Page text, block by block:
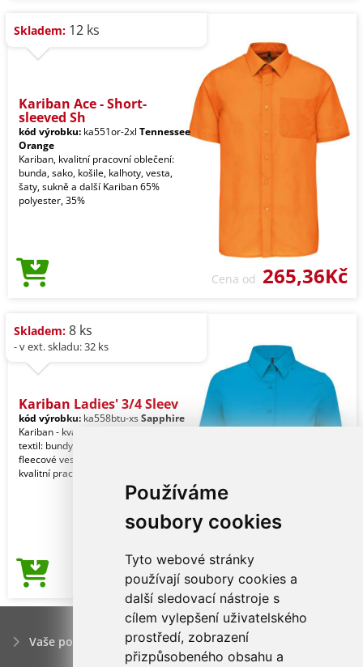
Používáme
soubory cookies
Tyto webové stránky
používají soubory cookies a
další sledovací nástroje s
cílem vylepšení uživatelského
prostředí, zobrazení
přizpůsobeného obsahu a
Skladem: 12 ks
Kariban Ace - Short-
sleeved Sh
kód výrobku: ka551or-2xl Tennessee
Orange
Kariban, kvalitní pracovní oblečení:
bunda, sako, košile, kalhoty, vesta,
šaty, sukně a další Kariban 65%
polyester, 35%
Cena od 265,36Kč
Skladem: 8 ks
- v ext. skladu: 32 ks
Kariban Ladies' 3/4 Sleev
kód výrobku: ka558btu-xsSapphire
Kariban - kvalitní značkový reklamní
textil: bundy, mikiny, větrovky,
fleecové vesty pro ženy. - Kariban,
kvalitní praco
Cena od273,43Kč
Vaše poptávka